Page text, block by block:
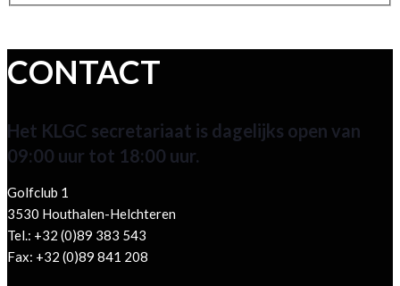
CONTACT
Het KLGC secretariaat is dagelijks open van
09:00 uur tot 18:00 uur.
Golfclub 1
3530 Houthalen-Helchteren
Tel.: +32 (0)89 383 543
Fax: +32 (0)89 841 208